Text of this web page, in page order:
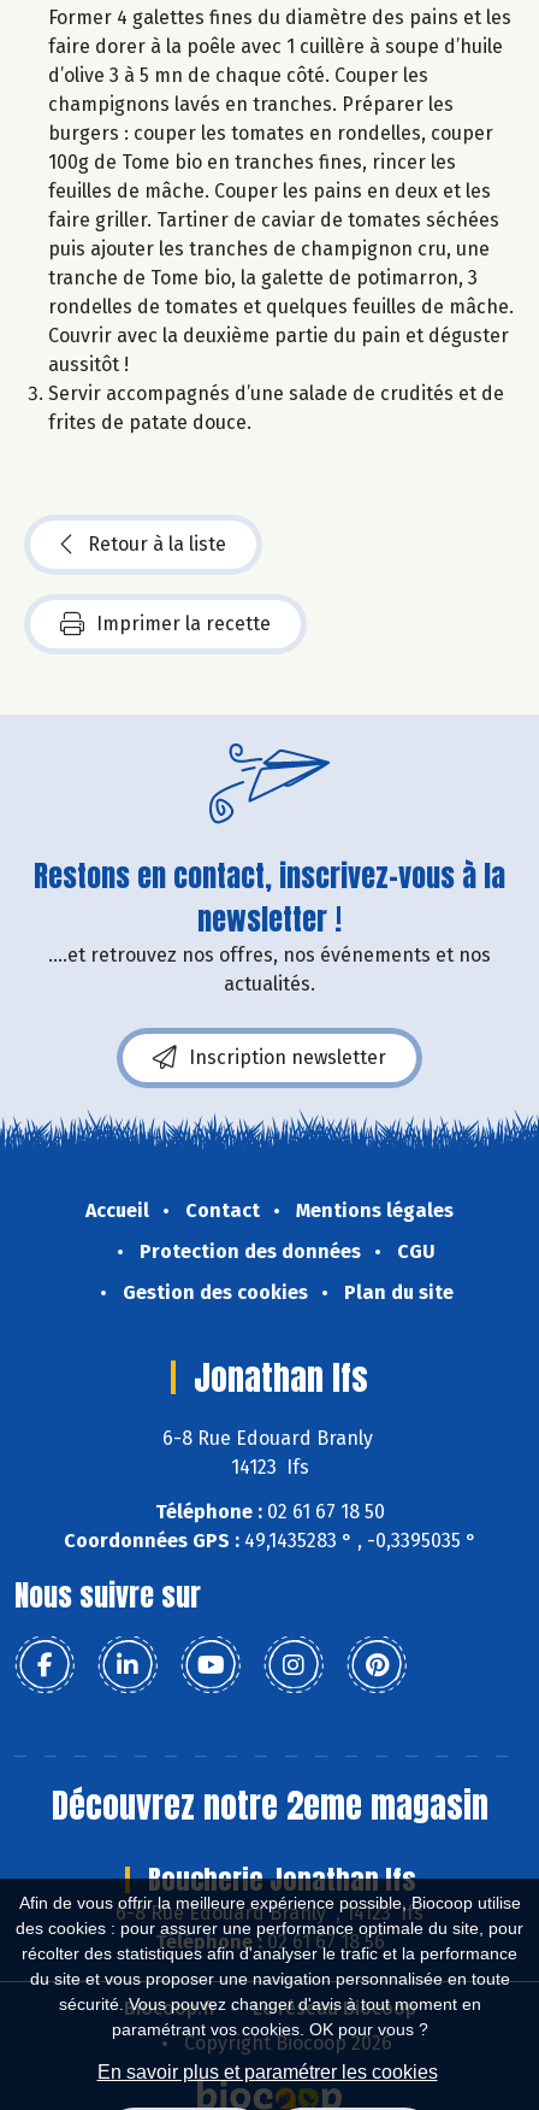
Afin de vous offrir la meilleure expérience possible, Biocoop utilise
des cookies : pour assurer une performance optimale du site, pour
récolter des statistiques afin d'analyser le trafic et la performance
du site et vous proposer une navigation personnalisée en toute
sécurité. Vous pouvez changer d'avis à tout moment en
paramétrant vos cookies. OK pour vous ?
En savoir plus et paramétrer les cookies
Former 4 galettes fines du diamètre des pains et les
faire dorer à la poêle avec 1 cuillère à soupe d’huile
d’olive 3 à 5 mn de chaque côté. Couper les
champignons lavés en tranches. Préparer les
burgers : couper les tomates en rondelles, couper
100g de Tome bio en tranches fines, rincer les
feuilles de mâche. Couper les pains en deux et les
faire griller. Tartiner de caviar de tomates séchées
puis ajouter les tranches de champignon cru, une
tranche de Tome bio, la galette de potimarron, 3
rondelles de tomates et quelques feuilles de mâche.
Couvrir avec la deuxième partie du pain et déguster
aussitôt !
Servir accompagnés d’une salade de crudités et de
frites de patate douce.
Retour à la liste
Imprimer la recette
Restons en contact, inscrivez-vous à la
newsletter !
....et retrouvez nos offres, nos événements et nos
actualités.
Inscription newsletter
Accueil Contact
Mentions légales
Protection des données
CGU
Gestion des cookies
Plan du site
Jonathan Ifs
6-8 Rue Edouard Branly
14123 Ifs
Téléphone :02 61 67 18 50
Coordonnées GPS :49,1435283 ° , -0,3395035 °
Nous suivre sur
Découvrez notre 2eme magasin
Boucherie Jonathan Ifs
6-8 Rue Edouard Branly , 14123 Ifs
Téléphone :02 61 67 18 56
Biocoop.fr
Le réseau Biocoop
Copyright Biocoop 2026